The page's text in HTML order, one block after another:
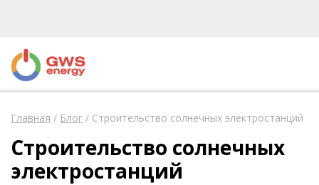
Главная / Блог / Строительство солнечных электростанций
Строительство солнечных
электростанций